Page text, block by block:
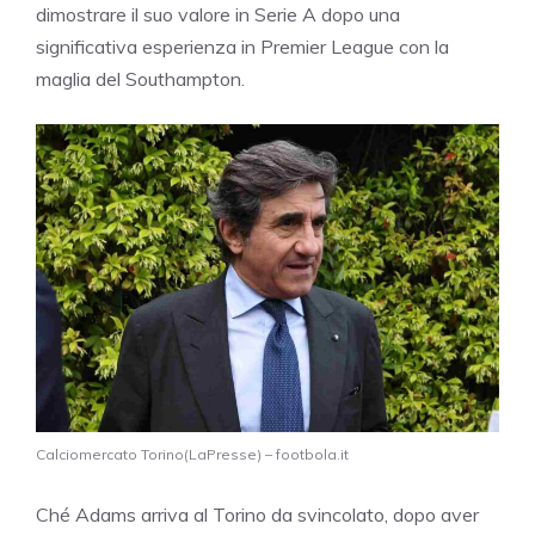
dimostrare il suo valore in Serie A dopo una
significativa esperienza in Premier League con la
maglia del Southampton.
Calciomercato Torino(LaPresse) – footbola.it
Ché Adams arriva al Torino da svincolato, dopo aver